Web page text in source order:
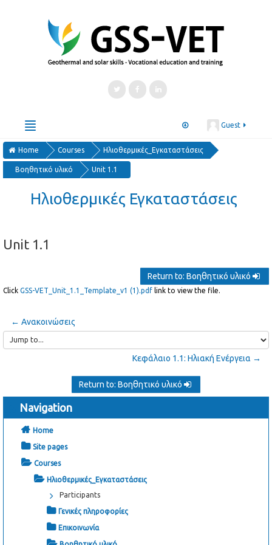
Guest
English ‎(en)‎
Courses Μαθήματα
курсове
Home Courses Ηλιοθερμικές_Εγκαταστάσεις
Βοηθητικό υλικό Unit 1.1
Ηλιοθερμικές Εγκαταστάσεις
Unit 1.1
Return to: Βοηθητικό υλικό
Click GSS-VET_Unit_1.1_Template_v1 (1).pdf link to view the file.
← Ανακοινώσεις
Jump
to...
Κεφάλαιο 1.1: Ηλιακή Ενέργεια →
Return to: Βοηθητικό υλικό
Navigation
Home
Site pages
Courses
Ηλιοθερμικές_Εγκαταστάσεις
Participants
Γενικές πληροφορίες
Επικοινωνία